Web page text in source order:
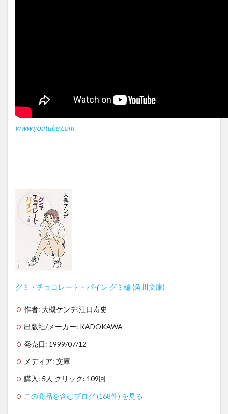
www.youtube.com
グミ・チョコレート・パイン グミ編 (角川文庫)
作者: 大槻ケンヂ,江口寿史
出版社/メーカー: KADOKAWA
発売日: 1999/07/12
メディア: 文庫
購入 : 5人 クリック: 109回
この商品を含むブログ (168件) を見る